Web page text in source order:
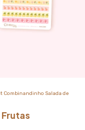
Combinandinho Salada de